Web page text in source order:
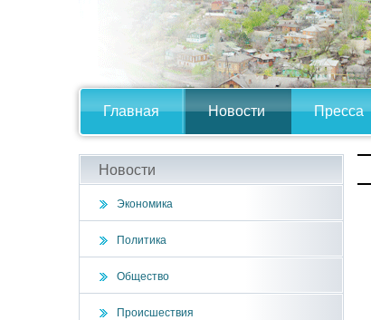
Главная Новости Пресса
Новости
Экономика
Политика
Общество
Происшествия